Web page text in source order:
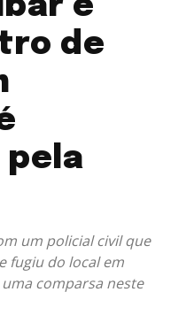
e
de
pela
um policial civil que
fugiu do local em
comparsa neste